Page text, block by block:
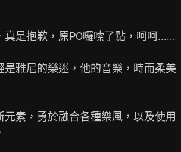
真是抱歉，原PO囉嗦了點，呵呵......
是雅尼的樂迷，他的音樂，時而柔美
元素，勇於融合各種樂風，以及使用